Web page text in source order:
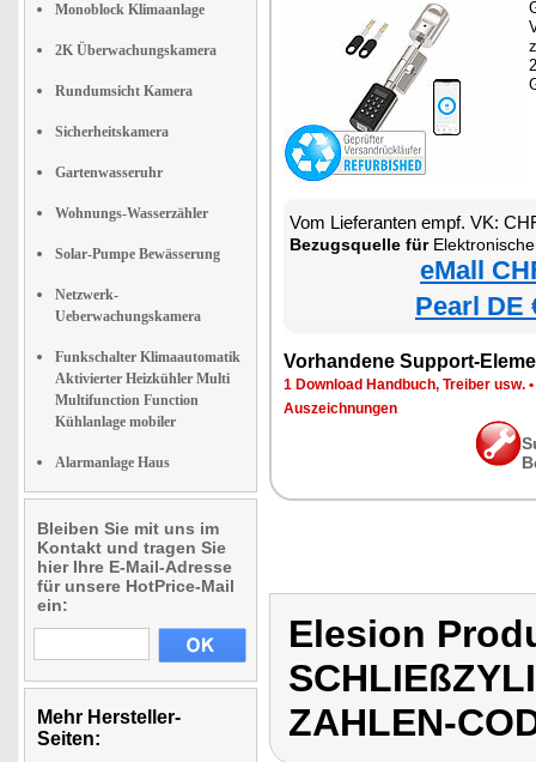
Monoblock Klimaanlage
2K Überwachungskamera
Rundumsicht Kamera
Sicherheitskamera
Gartenwasseruhr
Wohnungs-Wasserzähler
Solar-Pumpe Bewässerung
Netzwerk-
Ueberwachungskamera
Funkschalter Klimaautomatik
Aktivierter Heizkühler Multi
Multifunction Function
Kühlanlage mobiler
Alarmanlage Haus
Bleiben Sie mit uns im
Kontakt und tragen Sie
hier Ihre E-Mail-Adresse
für unsere HotPrice-Mail
ein:
Mehr Hersteller-
Seiten:
Vom Lieferanten empf. VK:
Bezugsquelle fürElektronischer Tür-Schließzylinder
eMall
Pearl DE
Vorhandene Support-
1 Download Handbuch, Treiber usw. •
Auszeichnungen
Elesion
ZAHLEN-